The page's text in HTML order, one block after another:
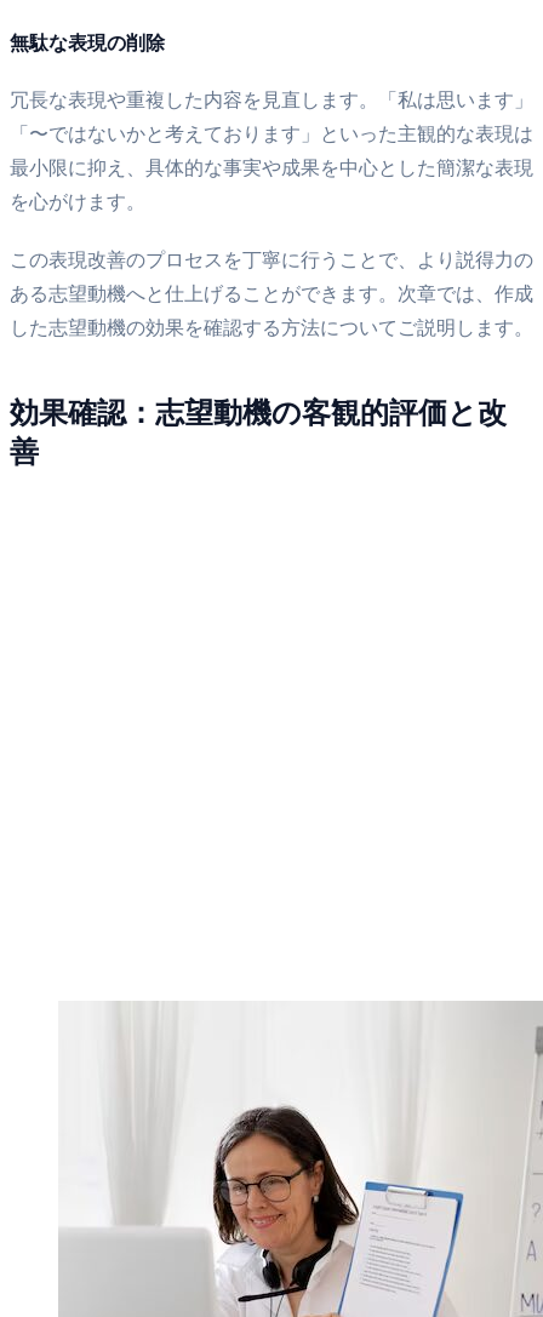
無駄な表現の削除
冗長な表現や重複した内容を見直します。「私は思います」
「〜ではないかと考えております」といった主観的な表現は
最小限に抑え、具体的な事実や成果を中心とした簡潔な表現
を心がけます。
この表現改善のプロセスを丁寧に行うことで、より説得力の
ある志望動機へと仕上げることができます。次章では、作成
した志望動機の効果を確認する方法についてご説明します。
効果確認：志望動機の客観的評価と改
善